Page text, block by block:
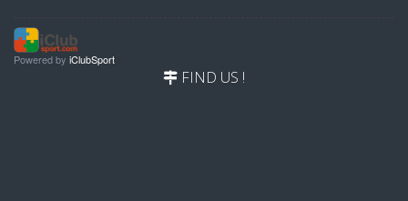
Powered by iClubSport
FIND US !